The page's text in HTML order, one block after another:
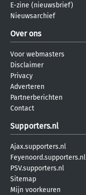
E-zine (nieuwsbrief)
Nieuwsarchief
Over ons
Voor webmasters
Disclaimer
Privacy
Adverteren
Partnerberichten
Contact
Supporters.nl
Ajax.supporters.nl
Feyenoord.supporters.nl
PSV.supporters.nl
Sitemap
Mijn voorkeuren